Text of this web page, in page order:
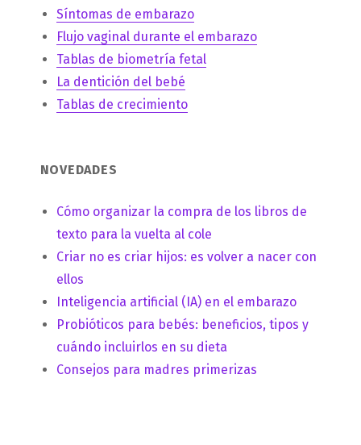
Síntomas de embarazo
Flujo vaginal durante el embarazo
Tablas de biometría fetal
La dentición del bebé
Tablas de crecimiento
NOVEDADES
Cómo organizar la compra de los libros de
texto para la vuelta al cole
Criar no es criar hijos: es volver a nacer con
ellos
Inteligencia artificial (IA) en el embarazo
Probióticos para bebés: beneficios, tipos y
cuándo incluirlos en su dieta
Consejos para madres primerizas